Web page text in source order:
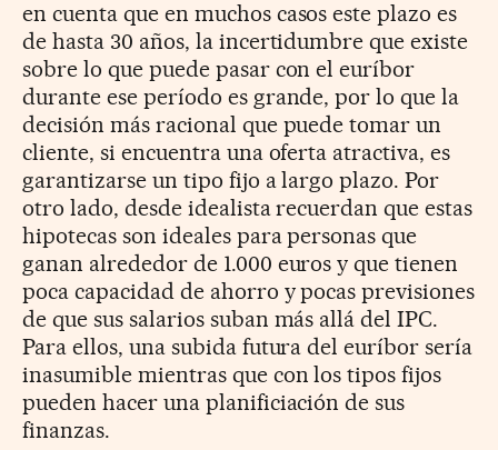
en cuenta que en muchos casos este plazo es
de hasta 30 años, la incertidumbre que existe
sobre lo que puede pasar con el euríbor
durante ese período es grande, por lo que la
decisión más racional que puede tomar un
cliente, si encuentra una oferta atractiva, es
garantizarse un tipo fijo a largo plazo. Por
otro lado, desde idealista recuerdan que estas
hipotecas son ideales para personas que
ganan alrededor de 1.000 euros y que tienen
poca capacidad de ahorro y pocas previsiones
de que sus salarios suban más allá del IPC.
Para ellos, una subida futura del euríbor sería
inasumible mientras que con los tipos fijos
pueden hacer una planificiación de sus
finanzas.